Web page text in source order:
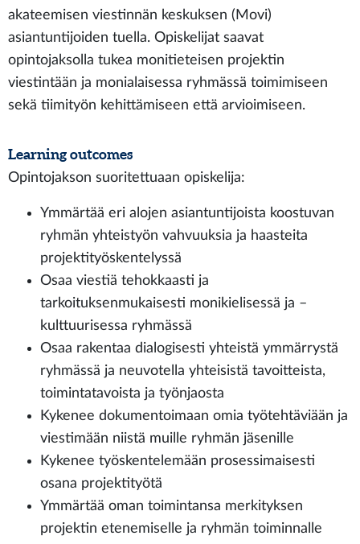
akateemisen viestinnän keskuksen (Movi)
asiantuntijoiden tuella. Opiskelijat saavat
opintojaksolla tukea monitieteisen projektin
viestintään ja monialaisessa ryhmässä toimimiseen
sekä tiimityön kehittämiseen että arvioimiseen.
Learning outcomes
Opintojakson suoritettuaan opiskelija:
Ymmärtää eri alojen asiantuntijoista koostuvan
ryhmän yhteistyön vahvuuksia ja haasteita
projektityöskentelyssä
Osaa viestiä tehokkaasti ja
tarkoituksenmukaisesti monikielisessä ja –
kulttuurisessa ryhmässä
Osaa rakentaa dialogisesti yhteistä ymmärrystä
ryhmässä ja neuvotella yhteisistä tavoitteista,
toimintatavoista ja työnjaosta
Kykenee dokumentoimaan omia työtehtäviään ja
viestimään niistä muille ryhmän jäsenille
Kykenee työskentelemään prosessimaisesti
osana projektityötä
Ymmärtää oman toimintansa merkityksen
projektin etenemiselle ja ryhmän toiminnalle